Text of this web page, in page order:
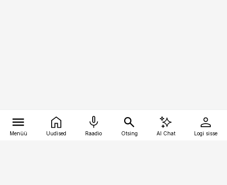
Menüü Uudised Raadio Otsing AI Chat Logi sisse